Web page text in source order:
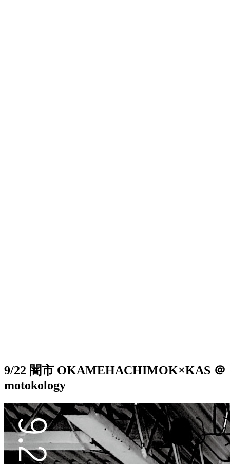
9/22 闇市 OKAMEHACHIMOK×KAS ＠
motokology